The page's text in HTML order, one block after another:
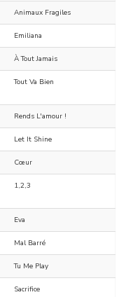
Animaux Fragiles
Emiliana
À Tout Jamais
Tout Va Bien
Rends L'amour !
Let It Shine
Cœur
1,2,3
Eva
Mal Barré
Tu Me Play
Sacrifice